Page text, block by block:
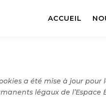
ACCUEIL
a été mise à jour pour
légaux de l’Espace